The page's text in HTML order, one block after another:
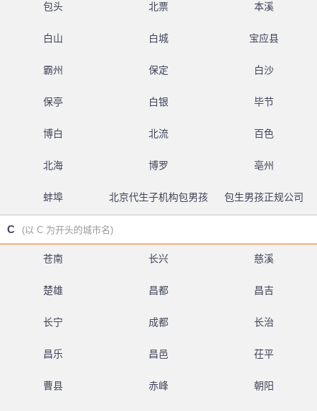
包头 北票 本溪
白山 白城 宝应县
霸州 保定 白沙
保亭 白银 毕节
博白 北流 百色
北海 博罗 亳州
蚌埠 北京代生子机构包男孩 包生男孩正规公司
C (以 C 为开头的城市名)
苍南 长兴 慈溪
楚雄 昌都 昌吉
长宁 成都 长治
昌乐 昌邑 茌平
曹县 赤峰 朝阳